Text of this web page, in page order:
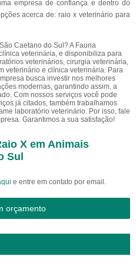
empresa de confiança e dentro do
acerca de: raio x veterinário para
Caetano do Sul? A Fauna
veterinária, e disponibiliza para
veterinários, cirurgia veterinária,
veterinário e clínica veterinária. Para
busca investir nos melhores
modernas, garantindo assim, a
Com nossos serviços você pode
já citados, também trabalhamos
laboratório veterinário. Por isso, fale
Garantimos a sua satisfação!
X em Animais
Sul
e entre em contato por email.
orçamento